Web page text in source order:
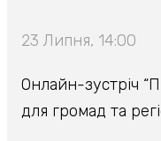
23 Липня, 14:00
Онлайн-зустріч
для громад та